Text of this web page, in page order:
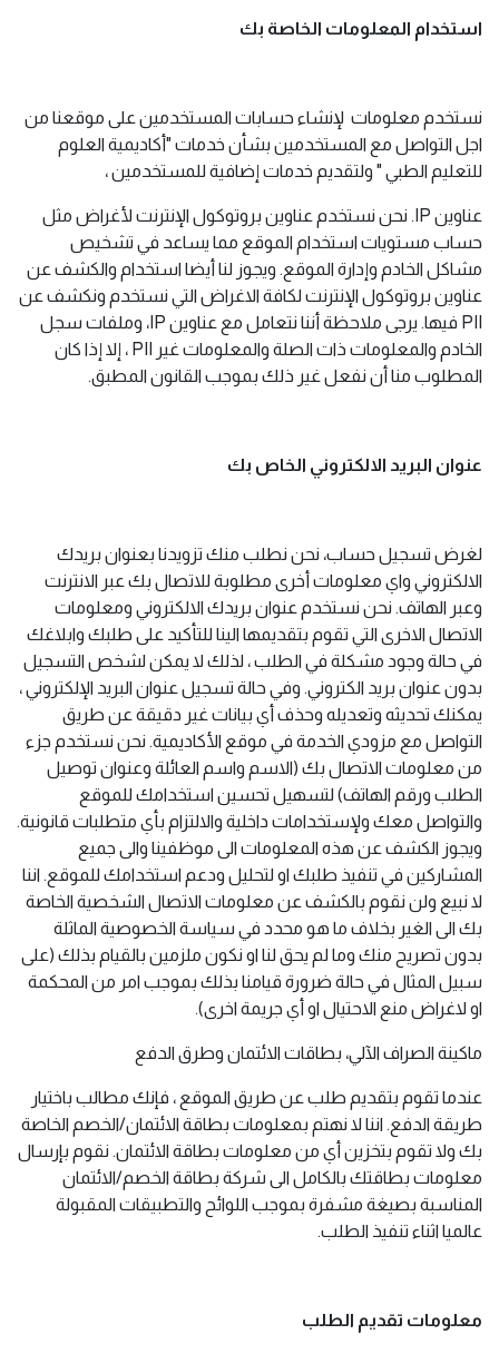
استخدام المعلومات الخاصة بك
نستخدم معلومات لإنشاء حسابات المستخدمين على موقعنا من
اجل التواصل مع المستخدمين بشأن خدمات "أكاديمية العلوم
للتعليم الطبي " ولتقديم خدمات إضافية للمستخدمين ،
عناوين IP. نحن نستخدم عناوين بروتوكول الإنترنت لأغراض مثل
حساب مستويات استخدام الموقع مما يساعد في تشخيص
مشاكل الخادم وإدارة الموقع. ويجوز لنا أيضا استخدام والكشف عن
عناوين بروتوكول الإنترنت لكافة الاغراض التي نستخدم ونكشف عن
PII فيها. يرجى ملاحظة أننا نتعامل مع عناوين IP، وملفات سجل
الخادم والمعلومات ذات الصلة والمعلومات غير PII ، إلا إذا كان
المطلوب منا أن نفعل غير ذلك بموجب القانون المطبق.
عنوان البريد الالكتروني الخاص بك
لغرض تسجيل حساب، نحن نطلب منك تزويدنا بعنوان بريدك
الالكتروني واي معلومات أخرى مطلوبة للاتصال بك عبر الانترنت
وعبر الهاتف. نحن نستخدم عنوان بريدك الالكتروني ومعلومات
الاتصال الاخرى التي تقوم بتقديمها الينا للتأكيد على طلبك وابلاغك
في حالة وجود مشكلة في الطلب ، لذلك لا يمكن لشخص التسجيل
بدون عنوان بريد الكتروني. وفي حالة تسجيل عنوان البريد الإلكتروني ،
يمكنك تحديثه وتعديله وحذف أي بيانات غير دقيقة عن طريق
التواصل مع مزودي الخدمة في موقع الأكاديمية. نحن نستخدم جزء
من معلومات الاتصال بك (الاسم واسم العائلة وعنوان توصيل
الطلب ورقم الهاتف) لتسهيل تحسين استخدامك للموقع
والتواصل معك ولإستخدامات داخلية والالتزام بأي متطلبات قانونية.
ويجوز الكشف عن هذه المعلومات الى موظفينا والى جميع
المشاركين في تنفيذ طلبك او لتحليل ودعم استخدامك للموقع. اننا
لا نبيع ولن نقوم بالكشف عن معلومات الاتصال الشخصية الخاصة
بك الى الغير بخلاف ما هو محدد في سياسة الخصوصية الماثلة
بدون تصريح منك وما لم يحق لنا او نكون ملزمين بالقيام بذلك (على
سبيل المثال في حالة ضرورة قيامنا بذلك بموجب امر من المحكمة
او لاغراض منع الاحتيال او أي جريمة اخرى).
ماكينة الصراف الآلي، بطاقات الائتمان وطرق الدفع
عندما تقوم بتقديم طلب عن طريق الموقع ، فإنك مطالب باختيار
طريقة الدفع. اننا لا نهتم بمعلومات بطاقة الائتمان/الخصم الخاصة
بك ولا تقوم بتخزين أي من معلومات بطاقة الائتمان. نقوم بإرسال
معلومات بطاقتك بالكامل الى شركة بطاقة الخصم/الائتمان
المناسبة بصيغة مشفرة بموجب اللوائح والتطبيقات المقبولة
عالميا اثناء تنفيذ الطلب.
معلومات تقديم الطلب